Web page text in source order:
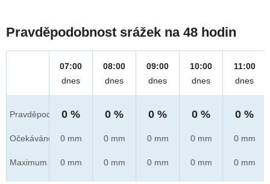
Pravděpodobnost srážek na 48 hodin
Pravděpod.
Očekáváno
Maximum
07:00
dnes
0 %
0 mm
0 mm
08:00
dnes
0 %
0 mm
0 mm
09:00
dnes
0 %
0 mm
0 mm
10:00
dnes
0 %
0 mm
0 mm
11:00
dnes
0 %
0 mm
0 mm